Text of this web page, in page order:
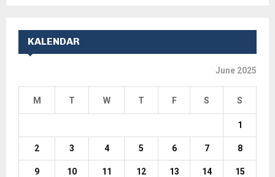
KALENDAR
June 2025
M T W T F S S
1
2 3 4 5 6 7 8
9 10 11 12 13 14 15